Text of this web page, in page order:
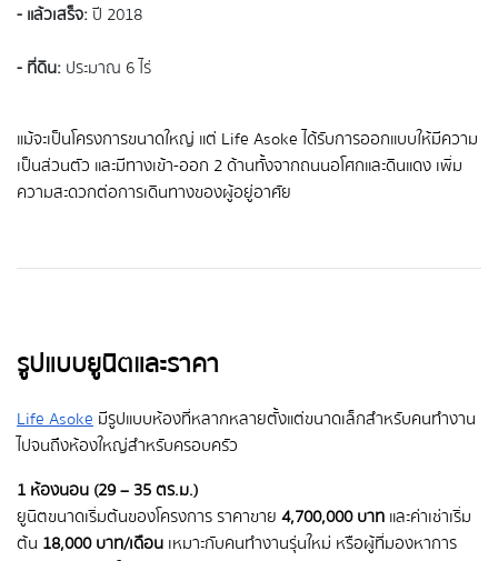
- แล้วเสร็จ:ปี 2018
- ที่ดิน: ประมาณ 6 ไร่
แม้จะเป็นโครงการขนาดใหญ่ แต่ Life Asoke ได้รับการออกแบบให้มีความ
เป็นส่วนตัว และมีทางเข้า-ออก 2 ด้านทั้งจากถนนอโศกและดินแดง เพิ่ม
ความสะดวกต่อการเดินทางของผู้อยู่อาศัย
รูปแบบยูนิตและราคา
Life Asoke มีรูปแบบห้องที่หลากหลายตั้งแต่ขนาดเล็กสำหรับคนทำงาน
ไปจนถึงห้องใหญ่สำหรับครอบครัว
1 ห้องนอน (29 – 35 ตร.ม.)
ยูนิตขนาดเริ่มต้นของโครงการ ราคาขาย 4,700,000 บาท และค่าเช่าเริ่ม
ต้น 18,000 บาท/เดือน เหมาะกับคนทำงานรุ่นใหม่ หรือผู้ที่มองหาการ